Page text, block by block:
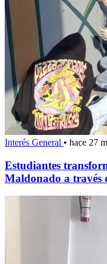
Interés General • hace 27
Estudiantes
Maldonado a través